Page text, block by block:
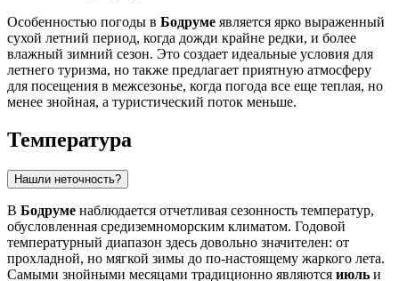
Особенностью погоды в Бодруме является ярко выраженный
сухой летний период, когда дожди крайне редки, и более
влажный зимний сезон. Это создает идеальные условия для
летнего туризма, но также предлагает приятную атмосферу
для посещения в межсезонье, когда погода все еще теплая, но
менее знойная, а туристический поток меньше.
Температура
Нашли неточность?
В Бодруме наблюдается отчетливая сезонность температур,
обусловленная средиземноморским климатом. Годовой
температурный диапазон здесь довольно значителен: от
прохладной, но мягкой зимы до по-настоящему жаркого лета.
Самыми знойными месяцами традиционно являются июль и